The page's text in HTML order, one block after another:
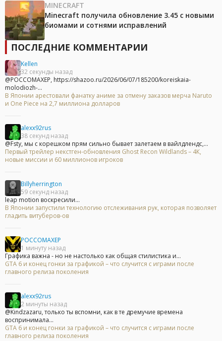
MINECRAFT
Minecraft получила обновление 3.45 с новыми
биомами и сотнями исправлений
ПОСЛЕДНИЕ КОММЕНТАРИИ
Kellen
32 секунды назад
@POCCOMAXEP, https://shazoo.ru/2026/06/07/185200/koreiskaia-
molodiozh-...
В Японии арестовали фанатку аниме за отмену заказов мерча Naruto
и One Piece на 2,7 миллиона долларов
alexx92rus
38 секунд назад
@Fsty, мы с корешком прям сильно бывает залетаем в вайлдлендс,...
Первый трейлер некстген-обновления Ghost Recon Wildlands – 4К,
новые миссии и 60 миллионов игроков
Billyherrington
59 секунд назад
leap motion воскресили...
В Японии запустили технологию отслеживания рук, которая позволяет
гладить витуберов-ов
POCCOMAXEP
1 минуту назад
Графика важна - но не настолько как общая стилистика и...
GTA 6 и конец гонки за графикой – что случится с играми после
главного релиза поколения
alexx92rus
2 минуты назад
@Kindzazaru, только ты вспомни, как в те дремучие времена
воспринимала...
GTA 6 и конец гонки за графикой – что случится с играми после
главного релиза поколения